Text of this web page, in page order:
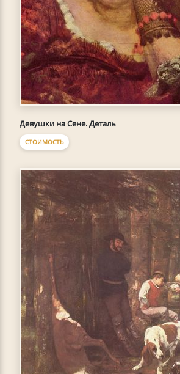
Девушки на Сене. Деталь
СТОИМОСТЬ